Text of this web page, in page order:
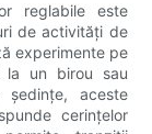
reglabile este
de activități de
experimente pe
la un birou sau
aceste
cerințelor